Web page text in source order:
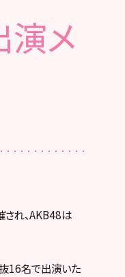
演メ
れ、AKB48は
16名で出演いた